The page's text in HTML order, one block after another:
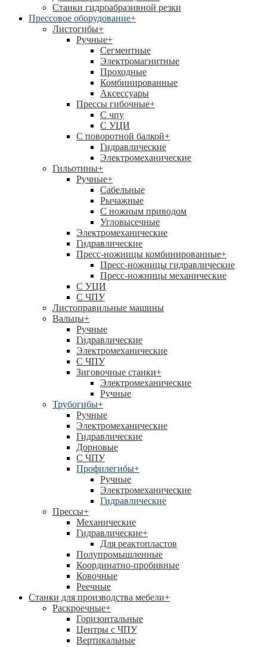
Станки гидроабразивной резки
Прессовое оборудование+
Листогибы+
Ручные+
Сегментные
Электромагнитные
Проходные
Комбинированные
Аксессуары
Прессы гибочные+
C чпу
С УЦИ
С поворотной балкой+
Гидравлические
Электромеханические
Гильотины+
Ручные+
Сабельные
Рычажные
С ножным приводом
Угловысечные
Электромеханические
Гидравлические
Пресс-ножницы комбинированные+
Пресс-ножницы гидравлические
Пресс-ножницы механические
С УЦИ
С ЧПУ
Листоправильные машины
Вальцы+
Ручные
Гидравлические
Электромеханические
С ЧПУ
Зиговочные станки+
Электромеханические
Ручные
Трубогибы+
Ручные
Электромеханические
Гидравлические
Дорновые
С ЧПУ
Профилегибы+
Ручные
Электромеханические
Гидравлические
Прессы+
Механические
Гидравлические+
Для реактопластов
Полупромышленные
Координатно-пробивные
Ковочные
Реечные
Станки для производства мебели+
Раскроечные+
Горизонтальные
Центры с ЧПУ
Вертикальные